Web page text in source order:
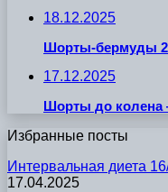
18.12.2025
Шорты-бермуды
17.12.2025
Шорты до колена
Избранные посты
Интервальная диета
17.04.2025